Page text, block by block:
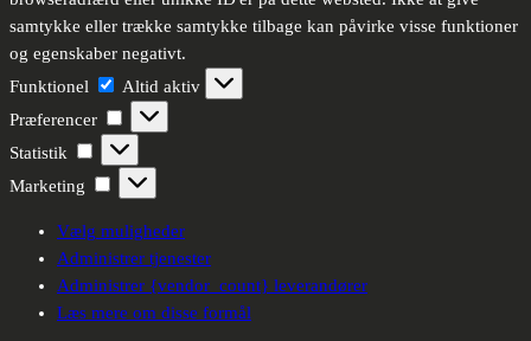
samtykke eller trække samtykke tilbage kan påvirke visse funktioner
og egenskaber negativt.
Funktionel
Funktionel
Altid aktiv
Præferencer
Præferencer
Statistik Statistik
Marketing Marketing
Vælg muligheder
Administrer tjenester
Administrer {vendor_count} leverandører
Læs mere om disse formål